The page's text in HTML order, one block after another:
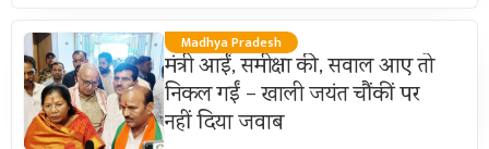
Madhya Pradesh
मंत्री आईं, समीक्षा की, सवाल आए तो
निकल गईं – खाली जयंत चौंकीं पर
नहीं दिया जवाब